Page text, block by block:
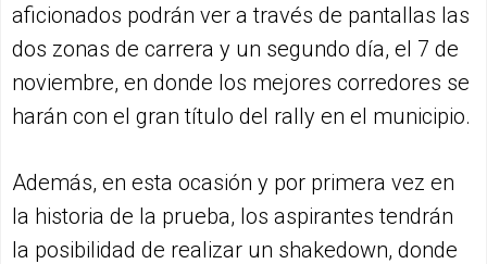
aficionados podrán ver a través de pantallas las
dos zonas de carrera y un segundo día, el 7 de
noviembre, en donde los mejores corredores se
harán con el gran título del rally en el municipio.
Además, en esta ocasión y por primera vez en
la historia de la prueba, los aspirantes tendrán
la posibilidad de realizar un shakedown, donde